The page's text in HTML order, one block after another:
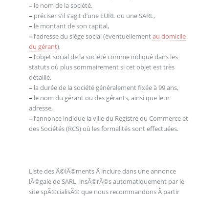
– le nom de la société,
– préciser s’il s’agit d’une EURL ou une SARL,
– le montant de son capital,
– l’adresse du siège social (éventuellementau domicile
du gérant),
– l’objet social de la société comme indiqué dans les
statuts où plus sommairement si cet objet est très
détaillé,
– la durée de la société généralement fixée à 99 ans,
– le nom du gérant ou des gérants, ainsi que leur
adresse,
– l’annonce indique la ville du Registre du Commerce et
des Sociétés (RCS) où les formalités sont effectuées.
Liste des Ã©lÃ©ments Ã inclure dans une annonce
lÃ©gale de SARL, insÃ©rÃ©s automatiquement par le
site spÃ©cialisÃ© que nous recommandons Ã partir